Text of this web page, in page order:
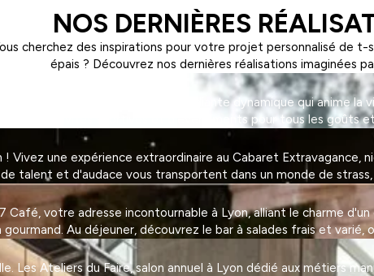
NOS DERNIÈRES
cherchez des inspirations pour votre projet personnalisé de t-
épais ? Découvrez nos dernières réalisations imaginées
Toulon, une association étudiante dynamique qui anime
d'activités sportives et d'événements pour tous les goûts et
Vivez une expérience extraordinaire au Cabaret Extravagance,
talent et d'audace vous transportent dans un monde de
Café, votre adresse incontournable à Lyon, alliant le charme
Au déjeuner, découvrez le bar à salades frais et varié,
Les Ateliers du Faire, salon annuel à Lyon dédié aux métiers